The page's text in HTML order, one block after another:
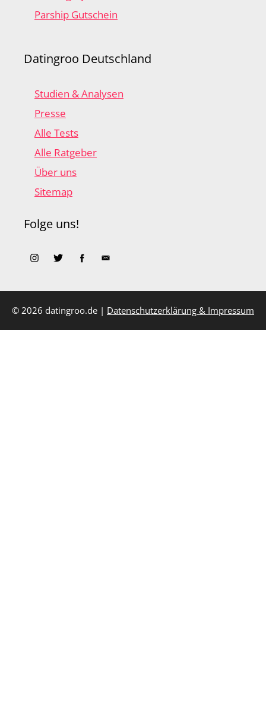
Parship Gutschein
Datingroo Deutschland
Studien & Analysen
Presse
Alle Tests
Alle Ratgeber
Über uns
Sitemap
Folge uns!
© 2026 datingroo.de | Datenschutzerklärung & Impressum